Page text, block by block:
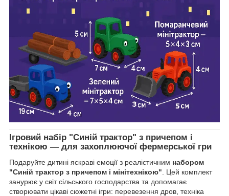
Ігровий набір "Синій трактор" з причепом і
технікою — для захоплюючої фермерської гри
Подаруйте дитині яскраві емоції з реалістичним набором
"Синій трактор з причепом і мінітехнікою" . Цей комплект
занурює у світ сільського господарства та допомагає
створювати цікаві сюжетні ігри: перевезення дров, техніка